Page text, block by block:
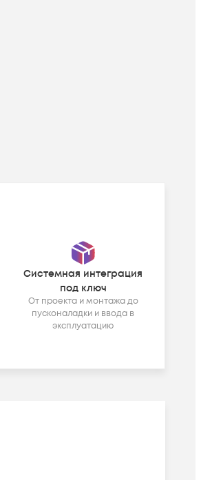
Системная интеграция
под ключ
От проекта и монтажа до
пусконаладки и ввода в
эксплуатацию